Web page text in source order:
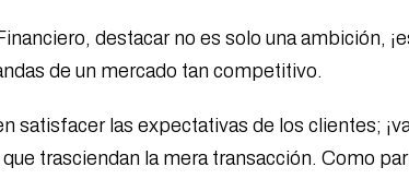
destacar no es solo una ambición,
de un mercado tan competitivo.
satisfacer las expectativas de los clientes;
trasciendan la mera transacción. Como